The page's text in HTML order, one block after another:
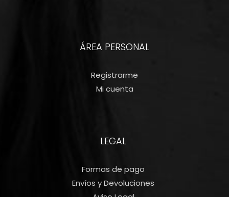
ÁREA PERSONAL
Registrarme
Mi cuenta
LEGAL
Formas de pago
Envíos y Devoluciones